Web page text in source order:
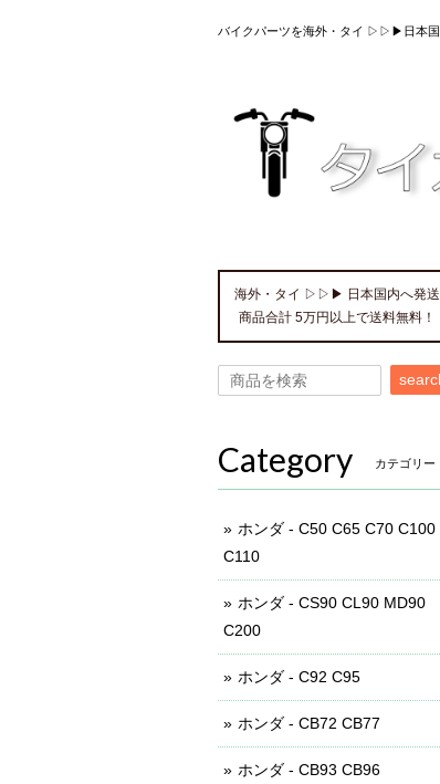
バイクパーツを海外・タイ ▷▷▶日本国
海外・タイ ▷▷▶ 日本国内へ発送
商品合計 5万円以上で送料無料！
Category カテゴリー
ホンダ - C50 C65 C70 C100
C110
ホンダ - CS90 CL90 MD90
C200
ホンダ - C92 C95
ホンダ - CB72 CB77
ホンダ - CB93 CB96